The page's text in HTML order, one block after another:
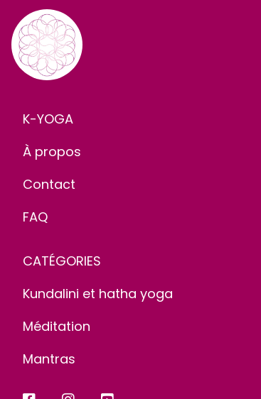
K-YOGA
À propos
Contact
FAQ
CATÉGORIES
Kundalini et hatha yoga
Méditation
Mantras